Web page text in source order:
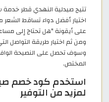
تتيح صيدلية النهدي قطر
اختيار أفضل دواء تساقط
على أيقونة "هل تحتاج إلى
ومن ثم اختيار طريقة التواصل
وسوف تحصل على النصيحة
المختص.
لمزيد من التوفير